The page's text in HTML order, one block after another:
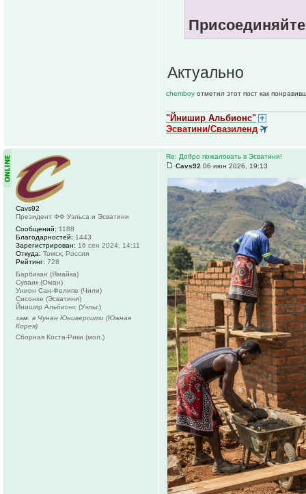
Актуально
chemboy отметил этот пост как
"Йнишир Альбионс"
Эсватини/Свазиленд
Re: Добро пожаловать в Эсватини!
Cavs92 06 июн 2026, 19:13
Cavs92
Президент ФФ Уэльса и Эсватини
Сообщений: 1188
Благодарностей: 1443
Зарегистрирован: 16 сен 2024, 14:11
Откуда: Томск, Россия
Рейтинг: 728
Барбикан (Ямайка)
Суваик (Оман)
Унион Сан-Фелипе (Чили)
Сисонхе (Эсватини)
Йнишир Альбионс (Уэльс)
зам. в Чунан Юниверсити (Южная
Корея)
Сборная Коста-Рики (мол.)